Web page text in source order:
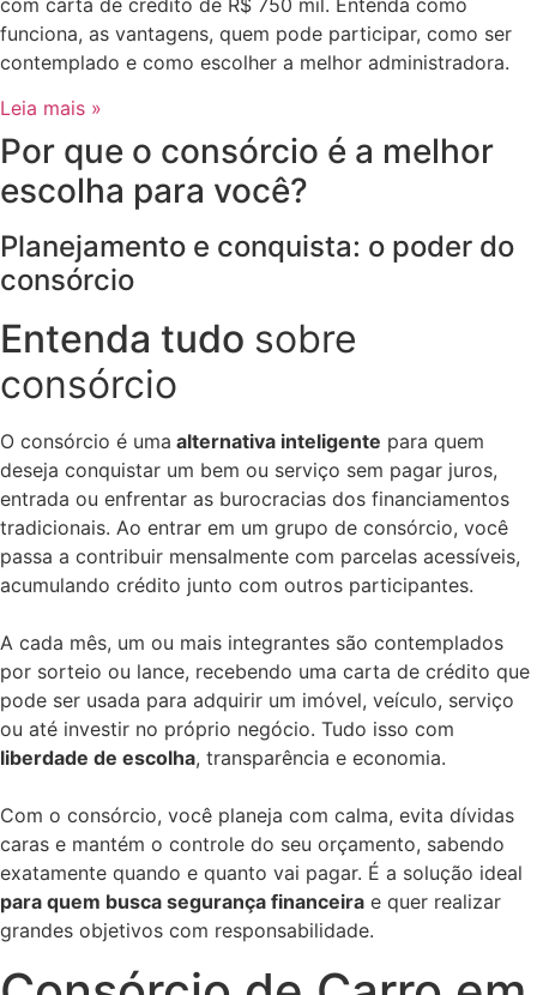
funciona, as vantagens, quem pode participar, como ser
contemplado e como escolher a melhor administradora.
Leia mais »
Por que o consórcio é a melhor
escolha para você?
Planejamento e conquista: o poder do
consórcio
Entenda tudo sobre
consórcio
O consórcio é uma alternativa inteligente para quem
deseja conquistar um bem ou serviço sem pagar juros,
entrada ou enfrentar as burocracias dos financiamentos
tradicionais. Ao entrar em um grupo de consórcio, você
passa a contribuir mensalmente com parcelas acessíveis,
acumulando crédito junto com outros participantes.
A cada mês, um ou mais integrantes são contemplados
por sorteio ou lance, recebendo uma carta de crédito que
pode ser usada para adquirir um imóvel, veículo, serviço
ou até investir no próprio negócio. Tudo isso com
liberdade de escolha, transparência e economia.
Com o consórcio, você planeja com calma, evita dívidas
caras e mantém o controle do seu orçamento, sabendo
exatamente quando e quanto vai pagar. É a solução ideal
para quem busca segurança financeira e quer realizar
grandes objetivos com responsabilidade.